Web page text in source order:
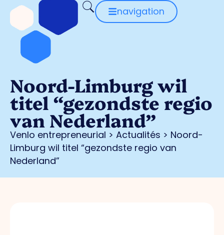
navigation
Noord-Limburg wil
titel “gezondste regio
van Nederland”
Venlo entrepreneurial > Actualités > Noord-
Limburg wil titel “gezondste regio van
Nederland”